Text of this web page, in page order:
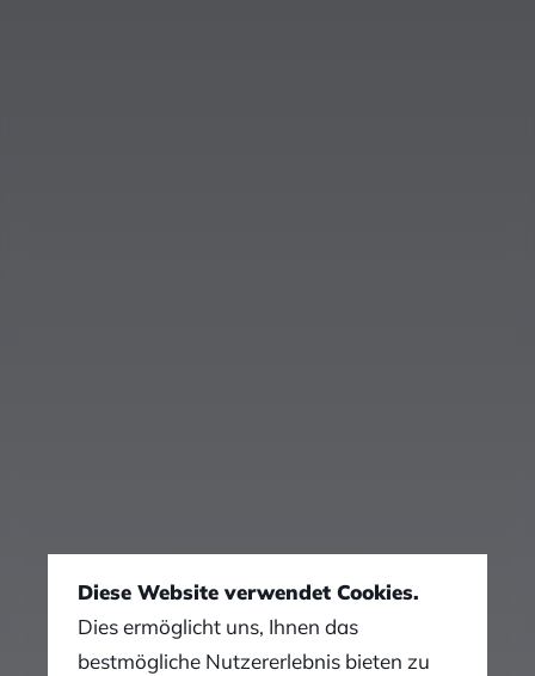
Über uns
Diese Website verwendet Cookies.
Dies ermöglicht uns, Ihnen das
bestmögliche Nutzererlebnis bieten zu